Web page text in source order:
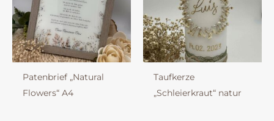
Patenbrief „Natural
Flowers“ A4
Taufkerze
„Schleierkraut“ natur